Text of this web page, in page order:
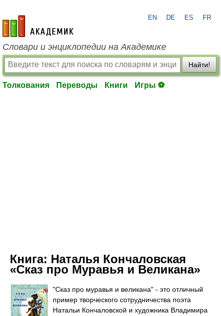
academic.ru
EN DE ES FR
Словари и энциклопедии на Академике
Найти!
Толкования Переводы Книги Игры ⚽
Книга: Наталья Кончаловская
«Сказ про Муравья и Великана»
"Сказ про муравья и великана" - это отличный
пример творческого сотрудничества поэта
Натальи Кончаловской и художника Владимира